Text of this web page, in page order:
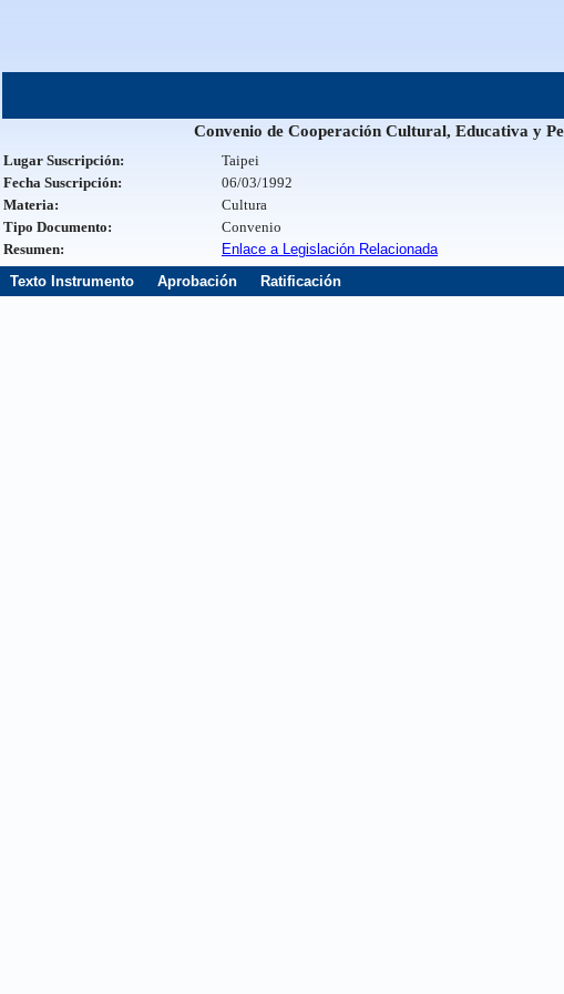
Convenio de Cooperación Cultural, Educativa y
Lugar Suscripción:
Taipei
Fecha Suscripción:
06/03/1992
Materia:
Cultura
Tipo Documento:
Convenio
Resumen:
Enlace a Legislación Relacionada
Texto Instrumento
Aprobación Ratificación